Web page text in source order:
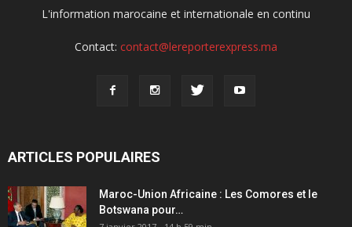
L'information marocaine et internationale en continu
Contact: contact@lereporterexpress.ma
ARTICLES POPULAIRES
Maroc-Union Africaine : Les Comores et le
Botswana pour…